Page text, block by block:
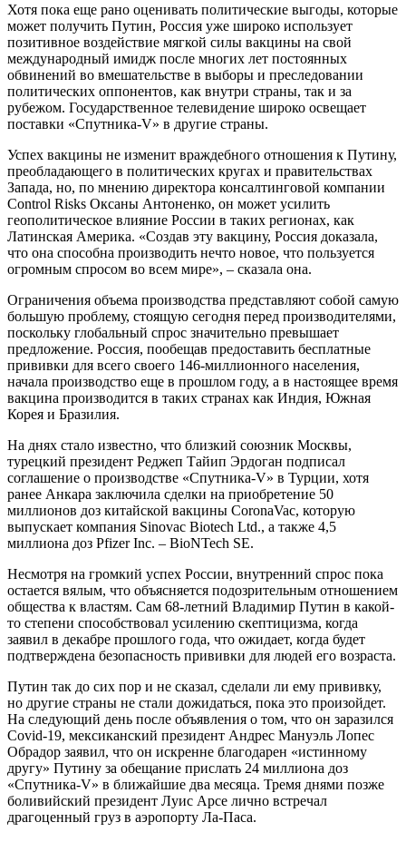
Хотя пока еще рано оценивать политические выгоды, которые
может получить Путин, Россия уже широко использует
позитивное воздействие мягкой силы вакцины на свой
международный имидж после многих лет постоянных
обвинений во вмешательстве в выборы и преследовании
политических оппонентов, как внутри страны, так и за
рубежом. Государственное телевидение широко освещает
поставки «Спутника-V» в другие страны.
Успех вакцины не изменит враждебного отношения к Путину,
преобладающего в политических кругах и правительствах
Запада, но, по мнению директора консалтинговой компании
Control Risks Оксаны Антоненко, он может усилить
геополитическое влияние России в таких регионах, как
Латинская Америка. «Создав эту вакцину, Россия доказала,
что она способна производить нечто новое, что пользуется
огромным спросом во всем мире», – сказала она.
Ограничения объема производства представляют собой самую
большую проблему, стоящую сегодня перед производителями,
поскольку глобальный спрос значительно превышает
предложение. Россия, пообещав предоставить бесплатные
прививки для всего своего 146-миллионного населения,
начала производство еще в прошлом году, а в настоящее время
вакцина производится в таких странах как Индия, Южная
Корея и Бразилия.
На днях стало известно, что близкий союзник Москвы,
турецкий президент Реджеп Тайип Эрдоган подписал
соглашение о производстве «Спутника-V» в Турции, хотя
ранее Анкара заключила сделки на приобретение 50
миллионов доз китайской вакцины CoronaVac, которую
выпускает компания Sinovac Biotech Ltd., а также 4,5
миллиона доз Pfizer Inc. – BioNTech SE.
Несмотря на громкий успех России, внутренний спрос пока
остается вялым, что объясняется подозрительным отношением
общества к властям. Сам 68-летний Владимир Путин в какой-
то степени способствовал усилению скептицизма, когда
заявил в декабре прошлого года, что ожидает, когда будет
подтверждена безопасность прививки для людей его возраста.
Путин так до сих пор и не сказал, сделали ли ему прививку,
но другие страны не стали дожидаться, пока это произойдет.
На следующий день после объявления о том, что он заразился
Covid-19, мексиканский президент Андрес Мануэль Лопес
Обрадор заявил, что он искренне благодарен «истинному
другу» Путину за обещание прислать 24 миллиона доз
«Спутника-V» в ближайшие два месяца. Тремя днями позже
боливийский президент Луис Арсе лично встречал
драгоценный груз в аэропорту Ла-Паса.